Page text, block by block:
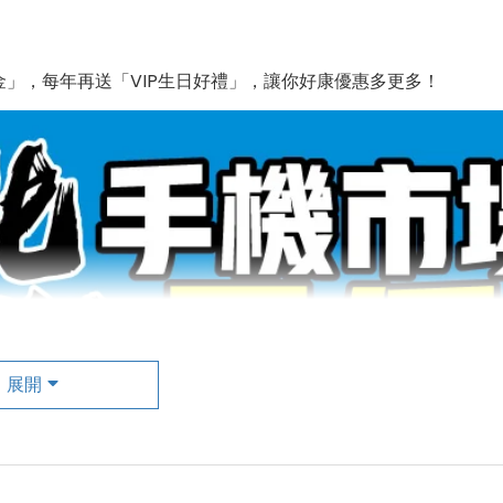
，每年再送「VIP生日好禮」，讓你好康優惠多更多！
展開